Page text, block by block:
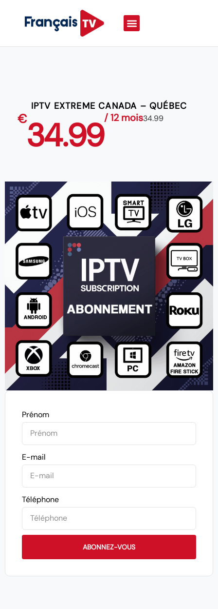
IPTV EXTREME CANADA – QUÉBEC
€34.99/ 12 mois34.99
Prénom
E-mail
Téléphone
ABONNEZ-VOUS